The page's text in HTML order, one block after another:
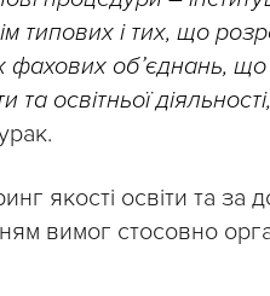
типових і тих, що
фахових об’єднань,
освітньої
якості освіти та за
вимог стосовно